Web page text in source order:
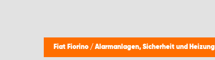
Fiat Fiorino / Alarmanlagen, Sicherheit und Heizung